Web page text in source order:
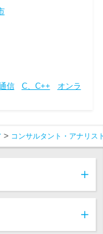
信 C、C++
オンラ
コンサルタント・アナリス